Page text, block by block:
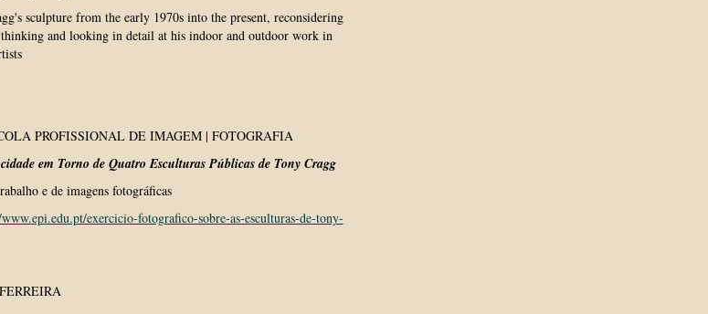
sculpture from the early 1970s into the present, reconsidering
and looking in detail at his indoor and outdoor work in
PROFISSIONAL DE IMAGEM | FOTOGRAFIA
em Torno de Quatro Esculturas Públicas de Tony Cragg
e de imagens fotográficas
exercicio-fotografico-sobre-as-esculturas-de-tony-